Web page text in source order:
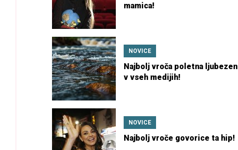
mamica!
NOVICE
Najbolj vroča poletna ljubezen
v vseh medijih!
NOVICE
Najbolj vroče govorice ta hip!